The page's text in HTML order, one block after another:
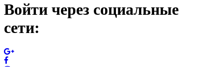
Войти через социальные
сети: